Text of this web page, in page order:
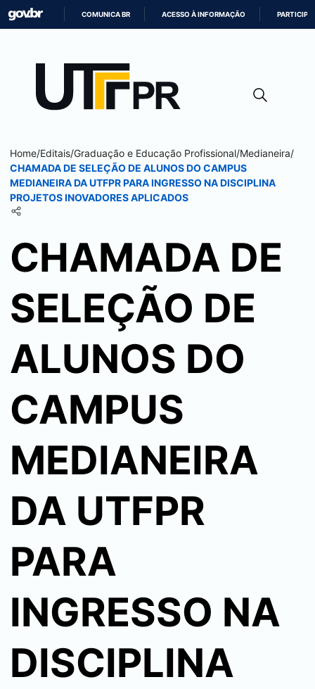
CONTEÚDO
COMUNICA BR ACESSO À INFORMAÇÃO PARTICIPE
Home/Editais/Graduação e Educação Profissional/Medianeira/
CHAMADA DE SELEÇÃO DE ALUNOS DO CAMPUS
MEDIANEIRADA UTFPR PARA INGRESSO NA DISCIPLINA
PROJETOS INOVADORES APLICADOS
CHAMADA DE
SELEÇÃO DE
ALUNOS DO
CAMPUS
MEDIANEIRA
DA UTFPR
PARA
INGRESSO NA
DISCIPLINA